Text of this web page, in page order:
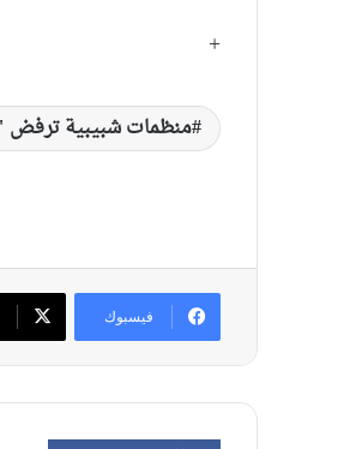
+
منظمات شبيبية ترفض "قرار 30 سنة"
فيسبوك